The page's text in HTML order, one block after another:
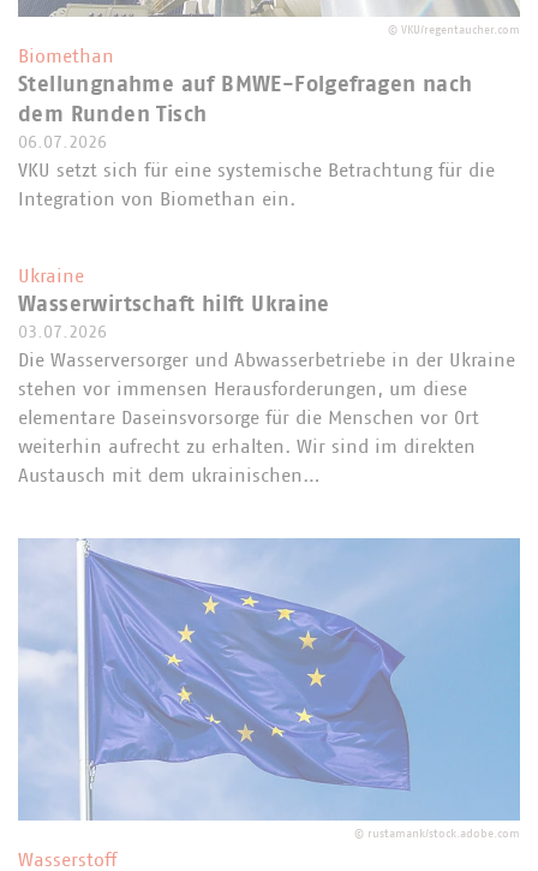
© VKU/regentaucher.com
Biomethan
Stellungnahme auf BMWE-Folgefragen nach
dem Runden Tisch
06.07.2026
VKU setzt sich für eine systemische Betrachtung für die
Integration von Biomethan ein.
Ukraine
Wasserwirtschaft hilft Ukraine
03.07.2026
Die Wasserversorger und Abwasserbetriebe in der Ukraine
stehen vor immensen Herausforderungen, um diese
elementare Daseinsvorsorge für die Menschen vor Ort
weiterhin aufrecht zu erhalten. Wir sind im direkten
Austausch mit dem ukrainischen…
© rustamank/stock.adobe.com
Wasserstoff